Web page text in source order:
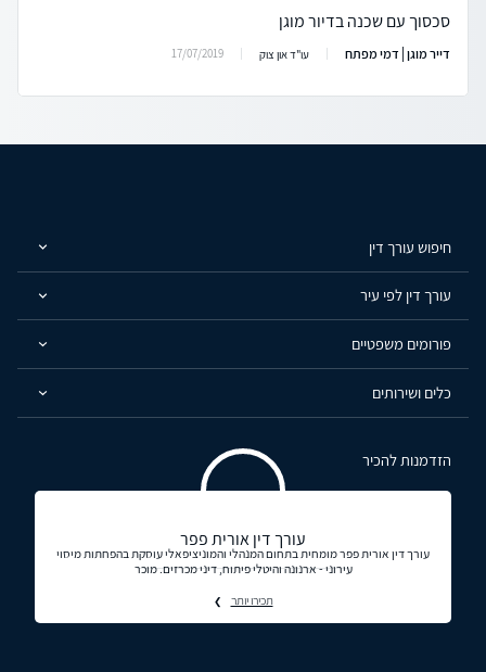
סכסוך עם שכנה בדיור מוגן
דייר מוגן | דמי מפתח עו"ד און צוק 17/07/2019
חיפוש עורך דין
עורך דין לפי עיר
פורומים משפטיים
כלים ושירותים
הזדמנות להכיר
עורך דין אורית פפר
עורך דין אורית פפר מומחית בתחום המנהלי והמוניציפאלי עוסקת בהפחתות מיסוי
עירוני - ארנונה והיטלי פיתוח, דיני מכרזים. מוכר
תכירו יותר